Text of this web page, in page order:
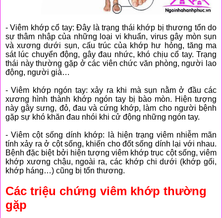
- Viêm khớp cổ tay: Đây là trạng thái khớp bị thương tổn do
sự thâm nhập của những loại vi khuẩn, virus gây mòn sụn
và xương dưới sụn, cấu trúc của khớp hư hỏng, tăng ma
sát lúc chuyển động, gây đau nhức, khó chịu cổ tay. Trạng
thái này thường gặp ở các viên chức văn phòng, người lao
động, người già…
- Viêm khớp ngón tay: xảy ra khi mà sụn nằm ở đầu các
xương hình thành khớp ngón tay bị bào mòn. Hiện tượng
này gây sưng, đỏ, đau và cứng khớp, làm cho người bệnh
gặp sự khó khăn đau nhói khi cử động những ngón tay.
- Viêm cột sống dính khớp: là hiện trạng viêm nhiễm mãn
tính xảy ra ở cột sống, khiến cho đốt sống dính lại với nhau.
Bệnh đặc biệt bởi hiện tượng viêm khớp trục cột sống, viêm
khớp xương chậu, ngoài ra, các khớp chi dưới (khớp gối,
khớp háng…) cũng bị tổn thương.
Các triệu chứng viêm khớp thường
gặp